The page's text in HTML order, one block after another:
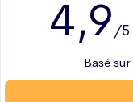
4,9 /5
Basé sur